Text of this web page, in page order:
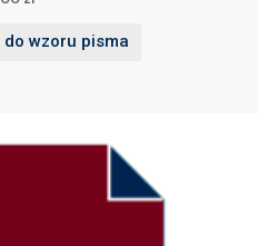
do wzoru pisma